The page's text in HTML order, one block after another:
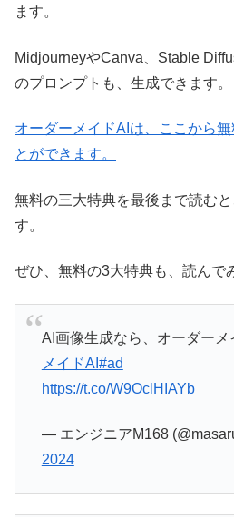
ます。
MidjourneyやCanva、Stable
のプロンプトも、生成できます。
オーダーメイドAIは、ここから
とができます。
無料の三大特典を最後まで読む
す。
ぜひ、無料の3大特典も、読んで
AI画像生成なら、オーダーメ
メイドAI #ad
https://t.co/W9OclHIAYb
— エンジニアM168
2024